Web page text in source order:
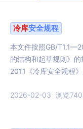
冷库安全规程
本文件按照GB/
的结构和起草规则》
2011《冷库安全规程
2026-02-03 浏览